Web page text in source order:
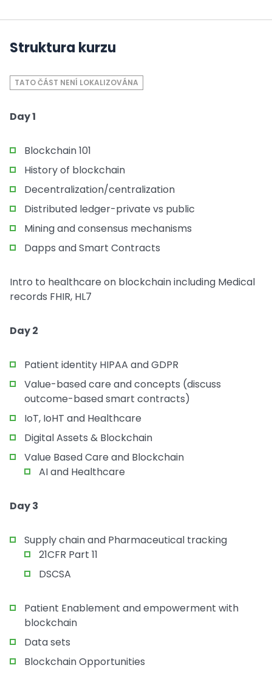
Struktura kurzu
TATO ČÁST NENÍ LOKALIZOVÁNA
Day 1
Blockchain 101
History of blockchain
Decentralization/centralization
Distributed ledger-private vs public
Mining and consensus mechanisms
Dapps and Smart Contracts
Intro to healthcare on blockchain including Medical
records FHIR, HL7
Day 2
Patient identity HIPAA and GDPR
Value-based care and concepts (discuss
outcome-based smart contracts)
IoT, IoHT and Healthcare
Digital Assets & Blockchain
Value Based Care and Blockchain
AI and Healthcare
Day 3
Supply chain and Pharmaceutical tracking
21CFR Part 11
DSCSA
Patient Enablement and empowerment with
blockchain
Data sets
Blockchain Opportunities